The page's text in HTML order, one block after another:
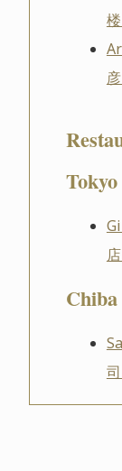
楼
彦
Tokyo
店
Chiba
司